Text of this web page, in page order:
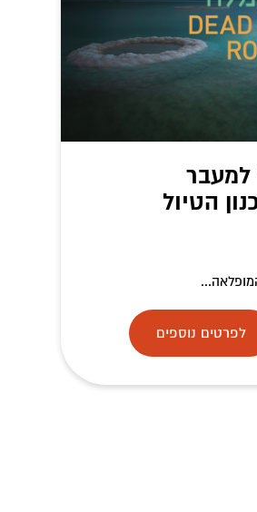
למעבר
הטיול
לפרטים נוספים